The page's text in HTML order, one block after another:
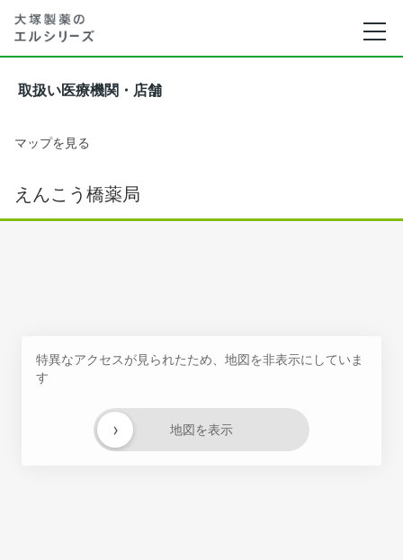
取扱い医療機関・店舗
マップを見る
えんこう橋薬局
特異なアクセスが見られたため、地図を非表示にしていま
す
地図を表示
›